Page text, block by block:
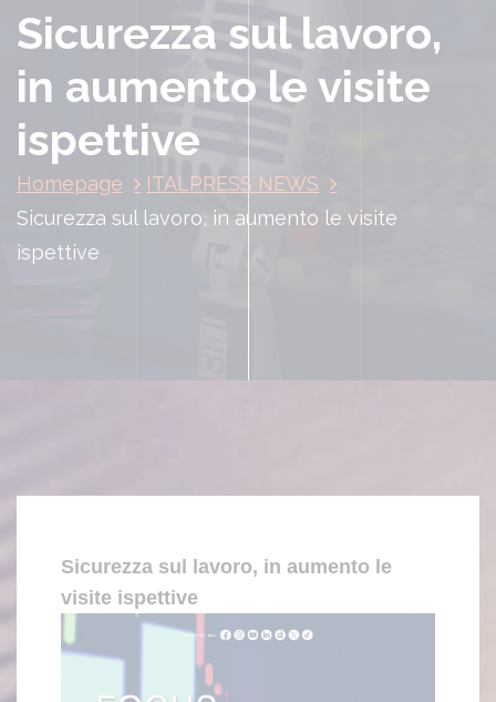
Sicurezza sul lavoro,
in aumento le visite
ispettive
Homepage
ITALPRESS NEWS
Sicurezza sul lavoro, in aumento le visite
ispettive
Sicurezza sul lavoro, in aumento le
visite ispettive